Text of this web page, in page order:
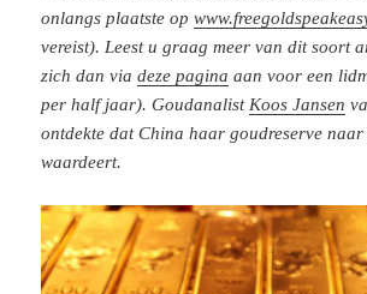
onlangs plaatste op
vereist). Leest u graag meer van dit soort
zich dan viadeze pagina aan voor een
per half jaar). Goudanalist Koos Jansen
ontdekte dat China haar goudreserve
waardeert.